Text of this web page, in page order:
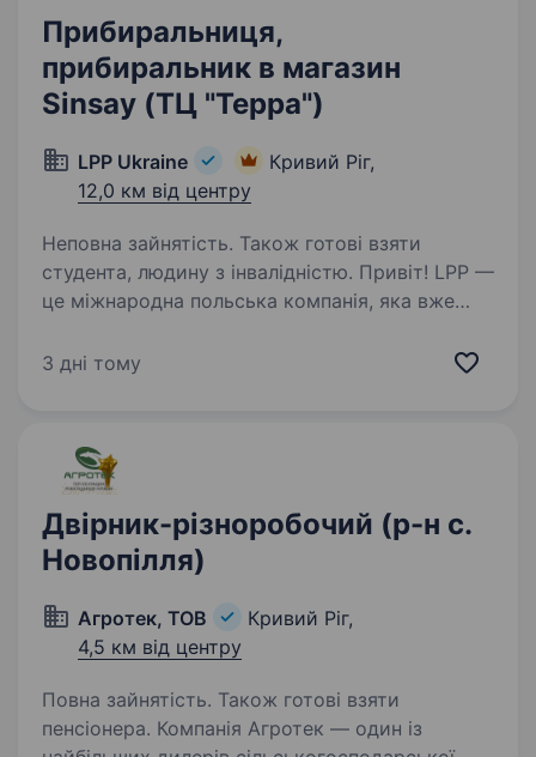
Прибиральниця,
прибиральник в магазин
Sinsay (ТЦ "Терра")
LPP Ukraine
Кривий Ріг,
12,0 км від центру
Неповна зайнятість. Також готові взяти
студента, людину з інвалідністю. Привіт! LPP —
це міжнародна польська компанія, яка вже
та роздрібної торгівлі. Наша компанія керує
3 дні тому
Двірник-різноробочий (р-н с.
Новопілля)
Агротек, ТОВ
Кривий Ріг,
4,5 км від центру
Повна зайнятість. Також готові взяти
пенсіонера. Компанія Агротек — один із